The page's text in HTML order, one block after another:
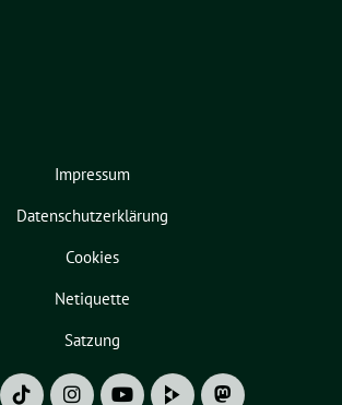
Impressum
Datenschutzerklärung
Cookies
Netiquette
Satzung